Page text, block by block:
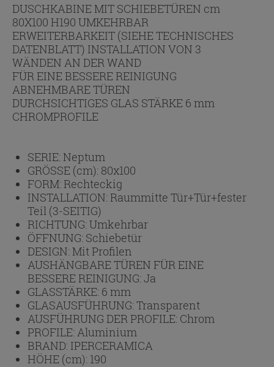
DUSCHKABINE MIT SCHIEBETÜREN cm
80X100 H190 UMKEHRBAR
ERWEITERBARKEIT (SIEHE TECHNISCHES
DATENBLATT) INSTALLATION VON 3
WÄNDEN AN DER WAND
FÜR EINE BESSERE REINIGUNG
ABNEHMBARE TÜREN
DURCHSICHTIGES GLAS STÄRKE 6 mm
CHROMPROFILE
SERIE:Neptum
GRÖSSE (cm): 80x100
FORM:Rechteckig
INSTALLATION:Raummitte Tür+Tür+fester
Teil (3-SEITIG)
RICHTUNG:Umkehrbar
ÖFFNUNG: Schiebetür
DESIGN:Mit Profilen
AUSHÄNGBARE TÜREN FÜR EINE
BESSERE REINIGUNG:Ja
GLASSTÄRKE: 6 mm
GLASAUSFÜHRUNG:Transparent
AUSFÜHRUNG DER PROFILE: Chrom
PROFILE: Aluminium
BRAND: IPERCERAMICA
HÖHE (cm): 190